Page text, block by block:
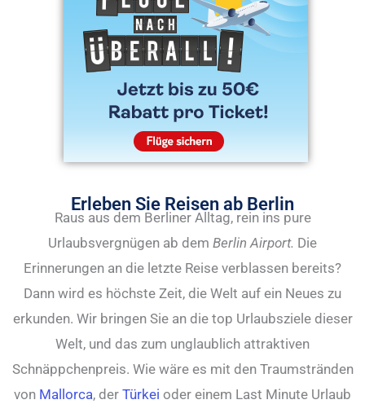
Erleben Sie Reisen ab Berlin
Raus aus dem Berliner Alltag, rein ins pure
Urlaubsvergnügen ab dem Berlin Airport. Die
Erinnerungen an die letzte Reise verblassen bereits?
Dann wird es höchste Zeit, die Welt auf ein Neues zu
erkunden. Wir bringen Sie an die top Urlaubsziele dieser
Welt, und das zum unglaublich attraktiven
Schnäppchenpreis. Wie wäre es mit den Traumstränden
von Mallorca, der Türkei oder einem Last Minute Urlaub